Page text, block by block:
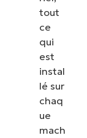
tout
ce
qui
est
instal
lé sur
chaq
ue
mach